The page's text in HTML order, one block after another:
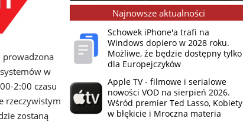
prowadzona
w
2:00 czasu
rzeczywistym
zostaną
Najnowsze aktualności
Schowek iPhone'a trafi na
Windows dopiero w 2028 roku.
Możliwe, że będzie dostępny tylko
dla Europejczyków
Apple TV - filmowe i serialowe
nowości VOD na sierpień 2026.
Wśród premier Ted Lasso, Kobiety
w błękicie i Mroczna materia